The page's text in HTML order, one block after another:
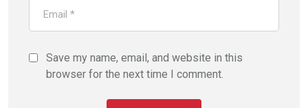
Save my name, email, and website in this
browser for the next time I comment.